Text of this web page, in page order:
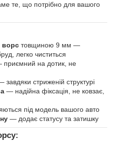
те, що потрібно для вашого
ворс товщиною 9 мм —
легко чиститься
на дотик, не
завдяки стриженій структурі
— надійна фіксація, не ковзає,
під модель вашого авто
— додає статусу та затишку